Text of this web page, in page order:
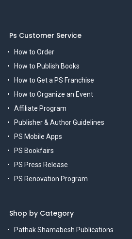
Ps Customer Service
How to Order
How to Publish Books
How to Get a PS Franchise
How to Organize an Event
Affiliate Program
Publisher & Author Guidelines
PS Mobile Apps
PS Bookfairs
PS Press Release
PS Renovation Program
Shop by Category
Pathak Shamabesh Publications